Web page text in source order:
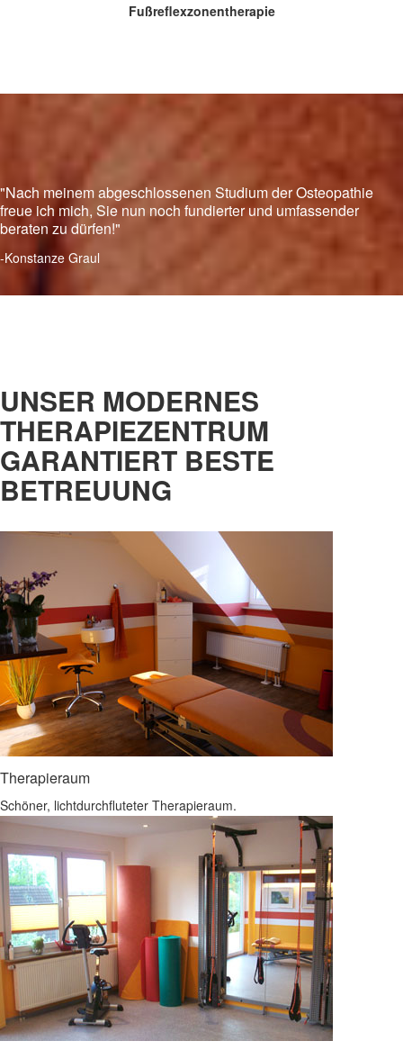
Fußreflexzonentherapie
"Nach meinem abgeschlossenen Studium der Osteopathie
freue ich mich, Sie nun noch fundierter und umfassender
beraten zu dürfen!"
-Konstanze Graul
UNSER MODERNES
THERAPIEZENTRUM
GARANTIERT BESTE
BETREUUNG
Therapieraum
Schöner, lichtdurchfluteter Therapieraum.